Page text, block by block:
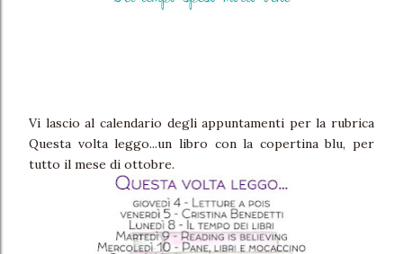
Vi lascio al calendario degli appuntamenti per la rubrica
Questa volta leggo...un libro con la copertina blu, per
tutto il mese di ottobre.